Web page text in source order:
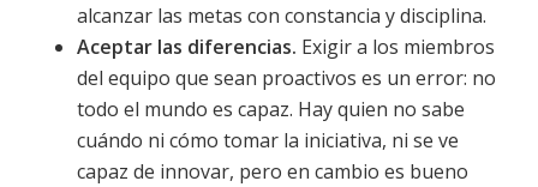
alcanzar las metas con constancia y disciplina.
Aceptar las diferencias. Exigir a los miembros
del equipo que sean proactivos es un error: no
todo el mundo es capaz. Hay quien no sabe
cuándo ni cómo tomar la iniciativa, ni se ve
capaz de innovar, pero en cambio es bueno